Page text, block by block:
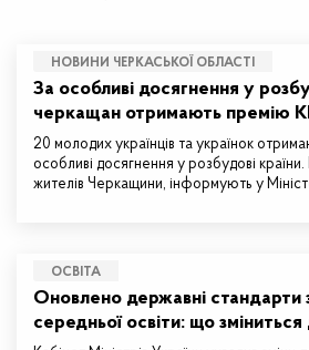
НОВИНИ ЧЕРКАСЬКОЇ ОБЛАСТІ
За особливі досягнення у
черкащан отримають премію
20 молодих українців та українок
особливі досягнення у розбудові
жителів Черкащини, інформують у
ОСВІТА
Оновлено державні стандарти
середньої освіти: що зміниться